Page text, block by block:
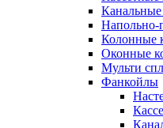
Напольно-
Колонные
Оконные
Мульти
Фанкойлы